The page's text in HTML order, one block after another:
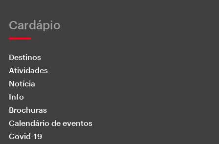
Cardápio
Destinos
Atividades
Notícia
Info
Brochuras
Calendário de eventos
Covid-19